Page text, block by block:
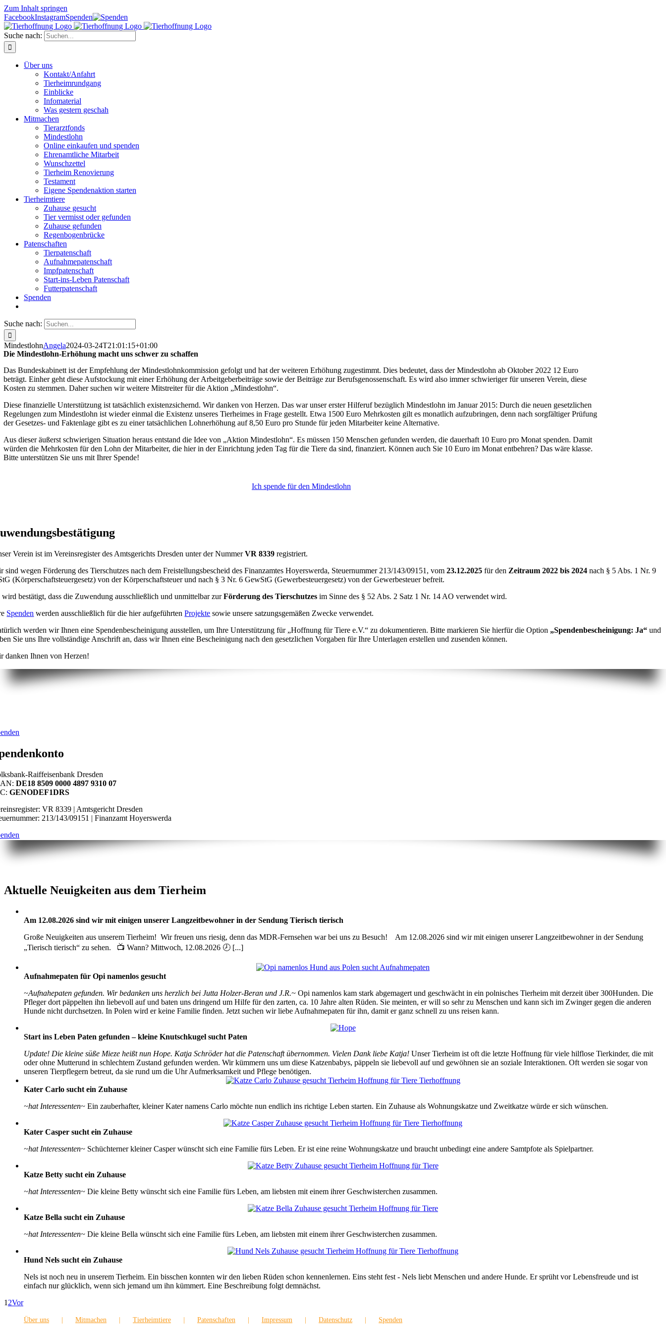
Zum Inhalt springen
FacebookInstagramSpenden
Suche nach:
Über uns
Kontakt/Anfahrt
Tierheimrundgang
Einblicke
Infomaterial
Was gestern geschah
Mitmachen
Tierarztfonds
Mindestlohn
Online einkaufen und spenden
Ehrenamtliche Mitarbeit
Wunschzettel
Tierheim Renovierung
Testament
Eigene Spendenaktion starten
Tierheimtiere
Zuhause gesucht
Tier vermisst oder gefunden
Zuhause gefunden
Regenbogenbrücke
Patenschaften
Tierpatenschaft
Aufnahmepatenschaft
Impfpatenschaft
Start-ins-Leben Patenschaft
Futterpatenschaft
Spenden
Suche nach:
MindestlohnAngela2024-03-24T21:01:15+01:00
Die Mindestlohn-Erhöhung macht uns schwer zu schaffen
Das Bundeskabinett ist der Empfehlung der Mindestlohnkommission gefolgt und hat der weiteren Erhöhung zugestimmt. Dies bedeutet, dass der Mindestlohn ab Oktober 2022 12 Euro
beträgt. Einher geht diese Aufstockung mit einer Erhöhung der Arbeitgeberbeiträge sowie der Beiträge zur Berufsgenossenschaft. Es wird also immer schwieriger für unseren Verein, diese
Kosten zu stemmen. Daher suchen wir weitere Mitstreiter für die Aktion „Mindestlohn“.
Diese finanzielle Unterstützung ist tatsächlich existenzsichernd. Wir danken von Herzen. Das war unser erster Hilferuf bezüglich Mindestlohn im Januar 2015: Durch die neuen gesetzlichen
Regelungen zum Mindestlohn ist wieder einmal die Existenz unseres Tierheimes in Frage gestellt. Etwa 1500 Euro Mehrkosten gilt es monatlich aufzubringen, denn nach sorgfältiger Prüfung
der Gesetzes- und Faktenlage gibt es zu einer tatsächlichen Lohnerhöhung auf 8,50 Euro pro Stunde für jeden Mitarbeiter keine Alternative.
Aus dieser äußerst schwierigen Situation heraus entstand die Idee von „Aktion Mindestlohn“. Es müssen 150 Menschen gefunden werden, die dauerhaft 10 Euro pro Monat spenden. Damit
würden die Mehrkosten für den Lohn der Mitarbeiter, die hier in der Einrichtung jeden Tag für die Tiere da sind, finanziert. Können auch Sie 10 Euro im Monat entbehren? Das wäre klasse.
Bitte unterstützen Sie uns mit Ihrer Spende!
Ich spende für den Mindestlohn
Verein ist im Vereinsregister des Amtsgerichts Dresden unter der NummerVR 8339 registriert.
sind wegen Förderung des Tierschutzes nach dem Freistellungsbescheid des Finanzamtes Hoyerswerda, Steuernummer 213/143/09151, vom23.12.2025 für den Zeitraum 2022 bis 2024 nach § 5 Abs. 1 Nr. 9
(Körperschaftsteuergesetz) von der Körperschaftsteuer und nach § 3 Nr. 6 GewStG (Gewerbesteuergesetz) von der Gewerbesteuer befreit.
wird bestätigt, dass die Zuwendung ausschließlich und unmittelbar zurFörderung des Tierschutzes im Sinne des § 52 Abs. 2 Satz 1 Nr. 14 AO verwendet wird.
Spenden werden ausschließlich für die hier aufgeführtenProjekte sowie unsere satzungsgemäßen Zwecke verwendet.
werden wir Ihnen eine Spendenbescheinigung ausstellen, um Ihre Unterstützung für „Hoffnung für Tiere e.V.“ zu dokumentieren. Bitte markieren Sie hierfür die Option „Spendenbescheinigung: Ja“ und
Sie uns Ihre vollständige Anschrift an, dass wir Ihnen eine Bescheinigung nach den gesetzlichen Vorgaben für Ihre Unterlagen erstellen und zusenden können.
danken Ihnen von Herzen!
Raiffeisenbank Dresden
DE18 8509 0000 4897 9310 07
GENODEF1DRS
VR 8339 | Amtsgericht Dresden
213/143/09151 | Finanzamt Hoyerswerda
Aktuelle Neuigkeiten aus dem Tierheim
Am 12.08.2026 sind wir mit einigen unserer Langzeitbewohner in der Sendung Tierisch tierisch
Große Neuigkeiten aus unserem Tierheim! Wir freuen uns riesig, denn das MDR-Fernsehen war bei uns zu Besuch! Am 12.08.2026 sind wir mit einigen unserer Langzeitbewohner in der Sendung
„Tierisch tierisch“ zu sehen. 📺 Wann? Mittwoch, 12.08.2026 🕗 [...]
Aufnahmepaten für Opi namenlos gesucht
~Aufnahepaten gefunden. Wir bedanken uns herzlich bei Jutta Holzer-Beran und J.R.~ Opi namenlos kam stark abgemagert und geschwächt in ein polnisches Tierheim mit derzeit über 300Hunden. Die
Pfleger dort päppelten ihn liebevoll auf und baten uns dringend um Hilfe für den zarten, ca. 10 Jahre alten Rüden. Sie meinten, er will so sehr zu Menschen und kann sich im Zwinger gegen die anderen
Hunde nicht durchsetzen. In Polen wird er keine Familie finden. Jetzt suchen wir liebe Aufnahmepaten für ihn, damit er ganz schnell zu uns reisen kann.
Start ins Leben Paten gefunden – kleine Knutschkugel sucht Paten
Update! Die kleine süße Mieze heißt nun Hope. Katja Schröder hat die Patenschaft übernommen. Vielen Dank liebe Katja! Unser Tierheim ist oft die letzte Hoffnung für viele hilflose Tierkinder, die mit
oder ohne Mutterund in schlechtem Zustand gefunden werden. Wir kümmern uns um diese Katzenbabys, päppeln sie liebevoll auf und gewöhnen sie an soziale Interaktionen. Oft werden sie sogar von
unseren Tierpflegern betreut, da sie rund um die Uhr Aufmerksamkeit und Pflege benötigen.
Kater Carlo sucht ein Zuhause
~hat Interessenten~ Ein zauberhafter, kleiner Kater namens Carlo möchte nun endlich ins richtige Leben starten. Ein Zuhause als Wohnungskatze und Zweitkatze würde er sich wünschen.
Kater Casper sucht ein Zuhause
~hat Interessenten~ Schüchterner kleiner Casper wünscht sich eine Familie fürs Leben. Er ist eine reine Wohnungskatze und braucht unbedingt eine andere Samtpfote als Spielpartner.
Katze Betty sucht ein Zuhause
~hat Interessenten~ Die kleine Betty wünscht sich eine Familie fürs Leben, am liebsten mit einem ihrer Geschwisterchen zusammen.
Katze Bella sucht ein Zuhause
~hat Interessenten~ Die kleine Bella wünscht sich eine Familie fürs Leben, am liebsten mit einem ihrer Geschwisterchen zusammen.
Hund Nels sucht ein Zuhause
Nels ist noch neu in unserem Tierheim. Ein bisschen konnten wir den lieben Rüden schon kennenlernen. Eins steht fest - Nels liebt Menschen und andere Hunde. Er sprüht vor Lebensfreude und ist
einfach nur glücklich, wenn sich jemand um ihn kümmert. Eine Beschreibung folgt demnächst.
1 2Vor
Über uns Mitmachen Tierheimtiere Patenschaften Impressum Datenschutz Spenden